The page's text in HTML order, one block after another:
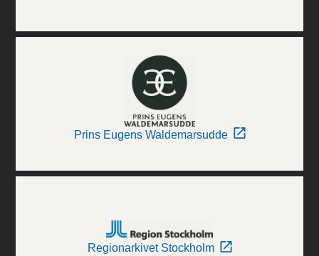
Prins Eugens Waldemarsudde
Regionarkivet Stockholm